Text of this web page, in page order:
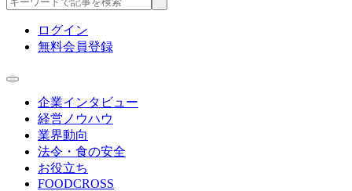
ログイン
無料会員登録
企業インタビュー
経営ノウハウ
業界動向
法令・食の安全
お役立ち
FOODCROSS